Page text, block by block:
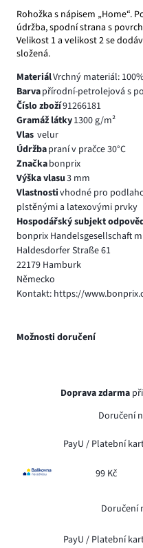
Rohožka s nápisem „Home“.
údržba, spodní strana s
Velikost 1 a velikost 2 se
složená.
MateriálVrchný materiál:
Barvapřírodní-petrolejová s
Číslo zboží91266181
Gramáž látky1300 g/m²
Vlas velur
Údržbapraní v pračce 30°C
Značkabonprix
Výška vlasu3 mm
Vlastnostivhodné pro
plstěnými a latexovými prvky
Hospodářský subjekt
bonprix Handelsgesellschaft
Haldesdorfer Straße 61
22179 Hamburk
Německo
Kontakt: https://
Možnosti doručení
Doprava zdarma
Doručení
PayU / Platební
99 Kč
Doručení
PayU / Platební